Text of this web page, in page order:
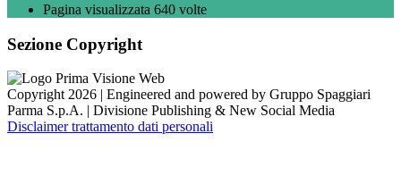
Pagina visualizzata 640 volte
Sezione Copyright
Copyright 2026 | Engineered and powered by Gruppo Spaggiari
Parma S.p.A. | Divisione Publishing & New Social Media
Disclaimer trattamento dati personali